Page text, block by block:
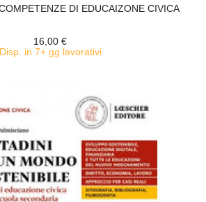
DI EDUCAIZONE CIVICA
16,00 €
Disp. in 7+ gg lavorativi